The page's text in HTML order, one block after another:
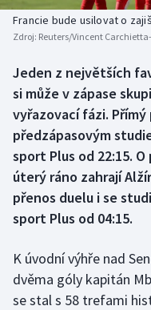
Boby a skeleton
Box
Curling
Dostihy
Florbal
Futsal
Golf
Gymnastika
AZ kvíz
Francie bude usilovat o
Zdroj: Reuters/Vincent
Jeden z největších
si může v zápase
vyřazovací fázi.
předzápasovým
sport Plus od 22:15.
úterý ráno zahrají
přenos duelu i se
sport Plus od 04:15.
K úvodní výhře nad
dvěma góly kapitán
se stal s 58 trefami